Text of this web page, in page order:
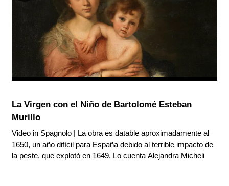
La Virgen con el Niño de Bartolomé Esteban
Murillo
Video in Spagnolo | La obra es datable aproximadamente al
1650, un año difícil para España debido al terrible impacto de
la peste, que explotò en 1649. Lo cuenta Alejandra Micheli